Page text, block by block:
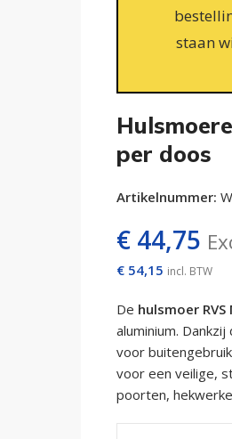
staan
per doos
Artikelnummer:
€ 44,75
€ 54,15 incl. BTW
De hulsmoer RVS
aluminium.
voor
voor een veilige,
poorten,